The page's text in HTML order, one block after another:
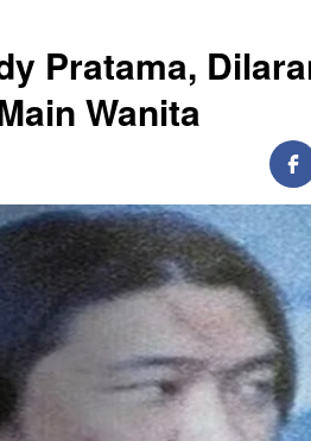
Pratama,
Wanita